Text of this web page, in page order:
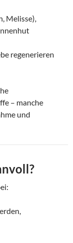
Melisse),
regenerieren
– manche
und